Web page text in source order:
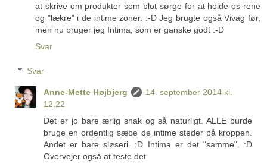
at skrive om produkter som blot sørge for at holde os rene
og "lækre" i de intime zoner. :-D Jeg brugte også Vivag før,
men nu bruger jeg Intima, som er ganske godt :-D
Svar
Svar
Anne-Mette Højbjerg
14. september 2014 kl.
12.22
Det er jo bare ærlig snak og så naturligt. ALLE burde
bruge en ordentlig sæbe de intime steder på kroppen.
Andet er bare sløseri. :D Intima er det "samme". :D
Overvejer også at teste det.